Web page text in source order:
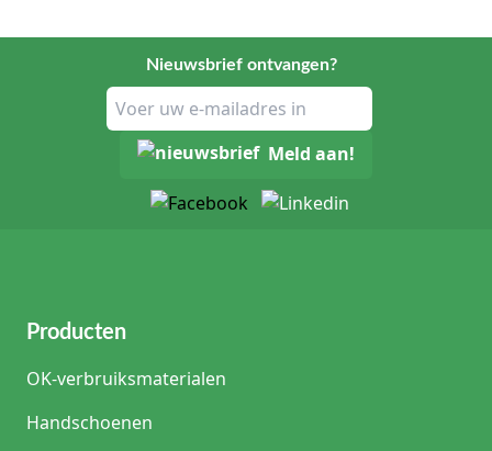
Nieuwsbrief ontvangen?
Meld aan!
Producten
OK-verbruiksmaterialen
Handschoenen